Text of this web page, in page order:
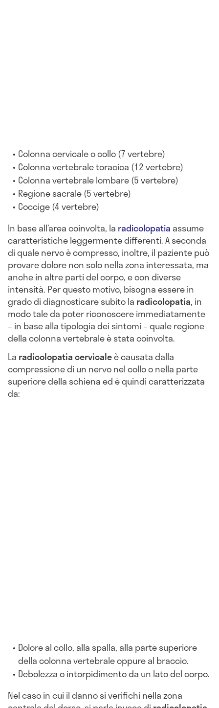
Colonna cervicale o collo (7 vertebre)
Colonna vertebrale toracica (12 vertebre)
Colonna vertebrale lombare (5 vertebre)
Regione sacrale (5 vertebre)
Coccige (4 vertebre)
In base all’area coinvolta, la radicolopatia assume
caratteristiche leggermente differenti. A seconda
di quale nervo è compresso, inoltre, il paziente può
provare dolore non solo nella zona interessata, ma
anche in altre parti del corpo, e con diverse
intensità. Per questo motivo, bisogna essere in
grado di diagnosticare subito la radicolopatia, in
modo tale da poter riconoscere immediatamente
– in base alla tipologia dei sintomi – quale regione
della colonna vertebrale è stata coinvolta.
La radicolopatia cervicaleè causata dalla
compressione di un nervo nel collo o nella parte
superiore della schiena ed è quindi caratterizzata
da:
Dolore al collo, alla spalla, alla parte superiore
della colonna vertebrale oppure al braccio.
Debolezza o intorpidimento da un lato del corpo.
Nel caso in cui il danno si verifichi nella zona